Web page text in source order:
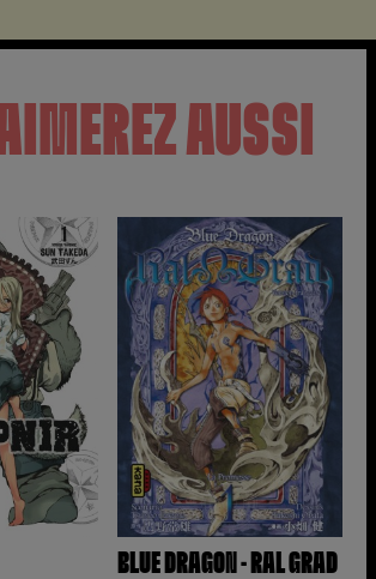
AUSSI
BLUE DRAGON - RAL GRAD